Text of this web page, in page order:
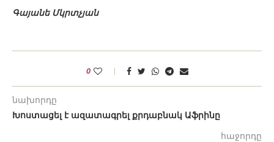
Գայանե Մկրտչյան
0
նախորդը
Խոստացել է ազատագրել քրդաբնակ Աֆրինը
հաջորդը